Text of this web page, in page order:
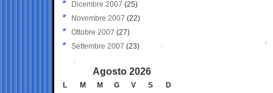
Dicembre 2007 (25)
Novembre 2007 (22)
Ottobre 2007 (27)
Settembre 2007 (23)
Agosto 2026
L M M G V S
D